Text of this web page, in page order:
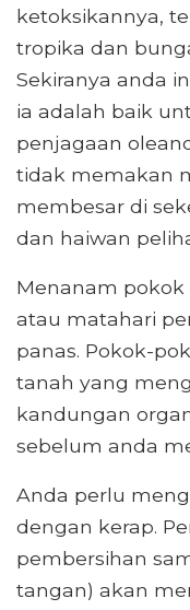
ketoksikannya,
tropika dan
Sekiranya anda
ia adalah baik
penjagaan
tidak memakan
membesar di
dan haiwan
Menanam
atau matahari
panas. Pokok-
tanah yang
kandungan
sebelum anda
Anda perlu
dengan kerap.
pembersihan
tangan) akan